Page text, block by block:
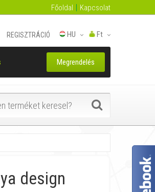
Főoldal Kapcsolat
Ft
HU
REGISZTRÁCIÓ
Megrendelés
design